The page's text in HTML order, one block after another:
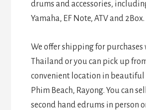
drums and accessories,
Yamaha, EF Note, ATV and 2Box.
We offer shipping for
Thailand or you can pick up
convenient location in beautiful
Phim Beach, Rayong. You can
second hand edrums in person